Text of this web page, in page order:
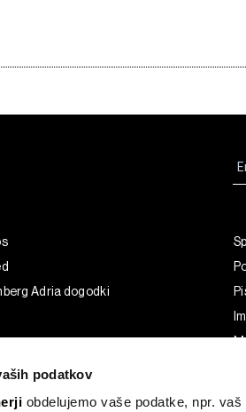
podatkov
obdelujemo vaše podatke, npr.
Adria dogodki